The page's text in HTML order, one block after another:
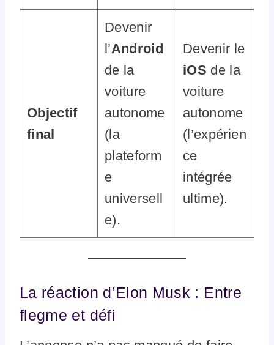
Objectif
final
Devenir
l’Android
de la
voiture
autonome
(la
plateform
e
universell
e).
Devenir le
iOS de la
voiture
autonome
(l’expérien
ce
intégrée
ultime).
La réaction d’Elon Musk : Entre
flegme et défi